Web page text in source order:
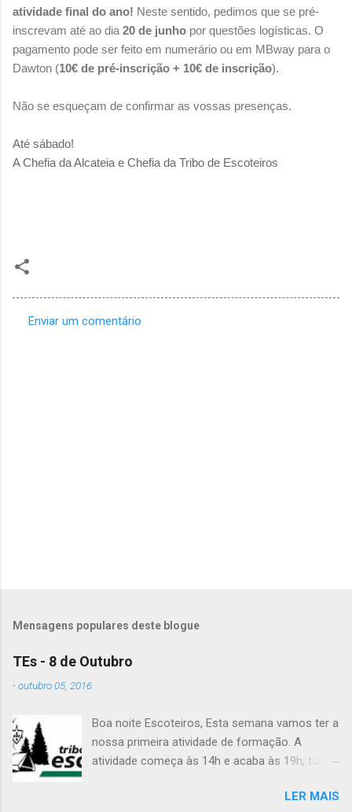
atividade final do ano! Neste sentido, pedimos que se pré-
inscrevam até ao dia 20 de junho por questões logísticas. O
pagamento pode ser feito em numerário ou em MBway para o
Dawton (10€ de pré-inscrição + 10€ de inscrição).
Não se esqueçam de confirmar as vossas presenças.
Até sábado!
A Chefia da Alcateia e Chefia da Tribo de Escoteiros
Enviar um comentário
Mensagens populares deste blogue
TEs - 8 de Outubro
-outubro 05, 2016
Boa noite Escoteiros, Esta semana vamos ter a
nossa primeira atividade de formação. A
atividade começa às 14h e acaba às 19h, tudo
lanche (não pode ser dinheiro!), água, papel e
LER MAIS